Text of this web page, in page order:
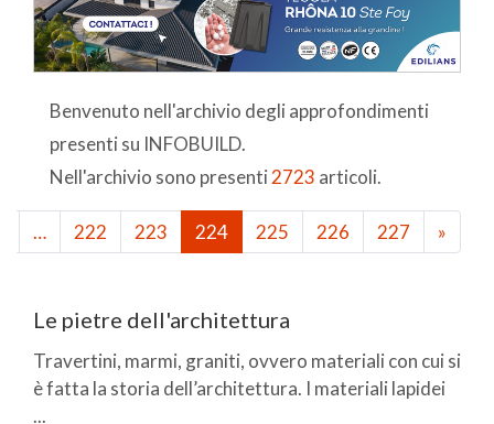
Benvenuto nell'archivio degli approfondimenti
presenti su INFOBUILD.
Nell'archivio sono presenti 2723 articoli.
… 222 223 224 225 226 227 »
Le pietre dell'architettura
Travertini, marmi, graniti, ovvero materiali con cui si
è fatta la storia dell’architettura. I materiali lapidei
...